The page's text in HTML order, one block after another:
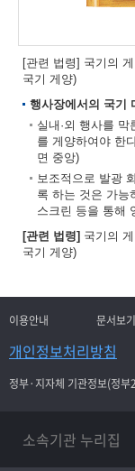
[관련 법령] 국기의
국기 게양)
행사장에서의 국기
실내·외 행사를
를 게양하여야 한
면 중앙)
보조적으로 발광
록 하는 것은 가능
스크린 등을 통해
[관련 법령] 국기의
국기 게양)
이용안내 문서보
개인정보처리방침
정부·지자체 기관정보(정부
소속기관 누리집